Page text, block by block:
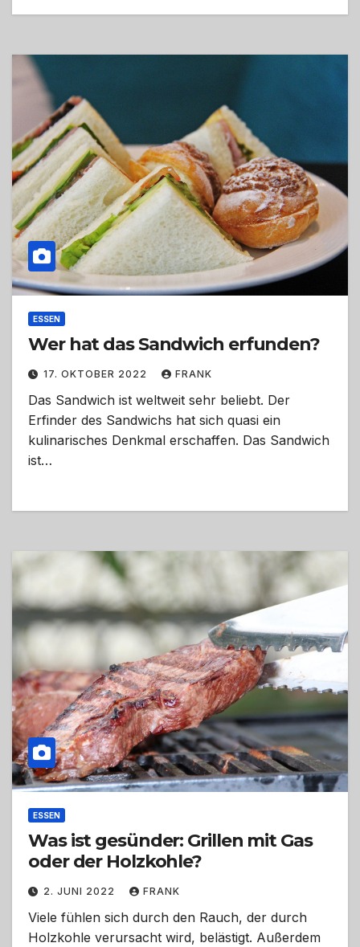
ESSEN
Wer hat das Sandwich erfunden?
17. OKTOBER 2022 FRANK
Das Sandwich ist weltweit sehr beliebt. Der
Erfinder des Sandwichs hat sich quasi ein
kulinarisches Denkmal erschaffen. Das Sandwich
ist…
ESSEN
Was ist gesünder: Grillen mit Gas
oder der Holzkohle?
2. JUNI 2022 FRANK
Viele fühlen sich durch den Rauch, der durch
Holzkohle verursacht wird, belästigt. Außerdem